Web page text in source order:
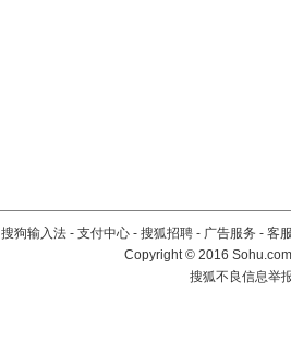
搜狗输入法 - 支付中心 - 搜狐招聘 - 广告服务 - 客
Copyright©2016
搜狐不良信息举